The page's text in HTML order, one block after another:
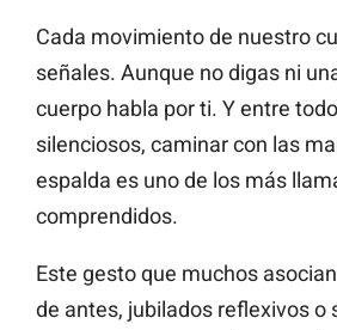
Cada movimiento de nuestro
señales. Aunque no digas ni
cuerpo habla por ti. Y entre
silenciosos, caminar con las
espalda es uno de los más
comprendidos.
Este gesto que muchos
de antes, jubilados reflexivos o